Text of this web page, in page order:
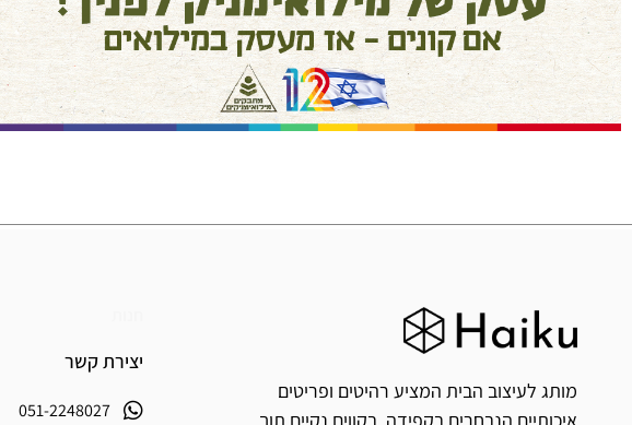
חן פנקס
מותג לעיצוב הבית המציע רהיטים ופריטים
יצירת קשר
051-2248027